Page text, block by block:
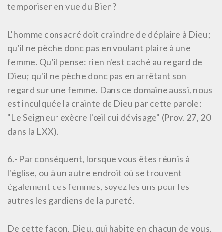
temporiser en vue du Bien?
L'homme consacré doit craindre de déplaire à Dieu;
qu'il ne pèche donc pas en voulant plaire à une
femme. Qu'il pense: rien n'est caché au regard de
Dieu; qu'il ne pèche donc pas en arrêtant son
regard sur une femme. Dans ce domaine aussi, nous
est inculquée la crainte de Dieu par cette parole:
"Le Seigneur exècre l'œil qui dévisage" (Prov. 27, 20
dans la LXX).
6.- Par conséquent, lorsque vous êtes réunis à
l'église, ou à un autre endroit où se trouvent
également des femmes, soyez les uns pour les
autres les gardiens de la pureté.
De cette façon, Dieu, qui habite en chacun de vous,